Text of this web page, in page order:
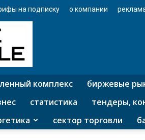
на подписку о компании
комплекс биржевые
статистика тендеры,
сектор торговли